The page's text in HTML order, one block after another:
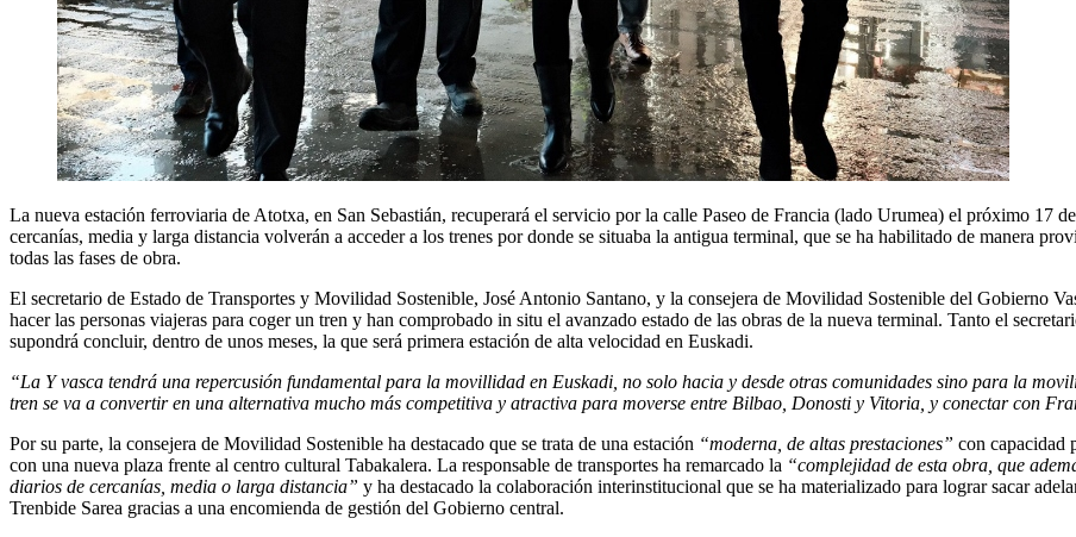
La nueva estación ferroviaria de Atotxa, en San Sebastián, recuperará el servicio por la calle Paseo de Francia (lado Urumea) el próximo 17
cercanías, media y larga distancia volverán a acceder a los trenes por donde se situaba la antigua terminal, que se ha habilitado de manera
todas las fases de obra.
El secretario de Estado de Transportes y Movilidad Sostenible, José Antonio Santano, y la consejera de Movilidad Sostenible del Gobierno
hacer las personas viajeras para coger un tren y han comprobado in situ el avanzado estado de las obras de la nueva terminal. Tanto el
supondrá concluir, dentro de unos meses, la que será primera estación de alta velocidad en Euskadi.
“La Y vasca tendrá una repercusión fundamental para la movillidad en Euskadi, no solo hacia y desde otras comunidades sino para la
tren se va a convertir en una alternativa mucho más competitiva y atractiva para moverse entre Bilbao, Donosti y Vitoria, y conectar con
Por su parte, la consejera de Movilidad Sostenible ha destacado que se trata de una estación “moderna, de altas prestaciones” con capacidad
con una nueva plaza frente al centro cultural Tabakalera. La responsable de transportes ha remarcado la “complejidad de esta obra, que
diarios de cercanías, media o larga distancia” y ha destacado la colaboración interinstitucional que se ha materializado para lograr sacar
Trenbide Sarea gracias a una encomienda de gestión del Gobierno central.